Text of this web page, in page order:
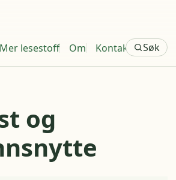
Mer lesestoff Om Kontakt Søk
og